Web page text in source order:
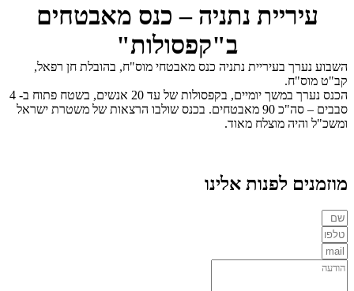
עיריית נתניה – כנס מאבטחים
ב"קפסולות"
השבוע נערך בעיריית נתניה כנס מאבטחי מוס"ח, בהובלת חן רפאל,
קב"ט מוס"ח.
הכנס נערך במשך יומיים, בקפסולות של עד 20 אנשים, בשטח פתוח ב- 4
סבבים – סה"כ 90 מאבטחים. בכנס שולבו הרצאות של משטרת ישראל
ומשכ"ל והיה מוצלח מאוד.
מוזמנים לפנות אלינו